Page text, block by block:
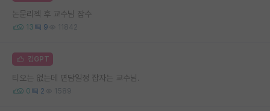
논문리젝 후 교수님 잠수
13 9 11842
김GPT
티오는 없는데 면담일정 잡자는 교수님.
0 2 1589